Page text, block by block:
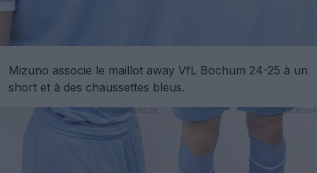
Mizuno associe le maillot away VfL Bochum 24-25 à un
short et à des chaussettes bleus.